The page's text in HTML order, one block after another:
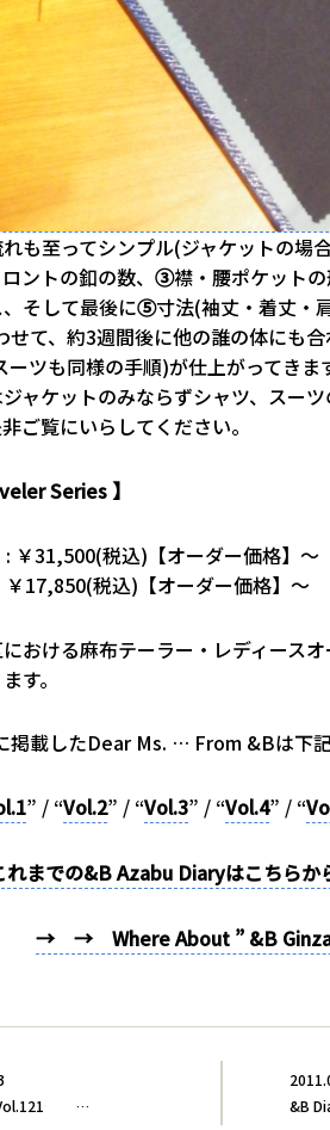
も至ってシンプル(ジャケットの場
ントの釦の数、 ③襟・腰ポケットの
そして最後に⑤寸法(袖丈・着丈・
せて、約3週間後に他の誰の体にも
ーツも同様の手順)が仕上がってき
ャケットのみならずシャツ、スー
ご覧にいらしてください。
Series 】
￥31,500(税込)【オーダー価格】～
17,850(税込)【オーダー価格】～
おける麻布テーラー・レディースオ
す。
掲載したDear Ms. … From &Bは下記
” / “Vol.2” / “Vol.3” / “Vol.4” / “
での&B Azabu Diaryはこちら
→ → Where About ” &B
Diary Vol.121 …